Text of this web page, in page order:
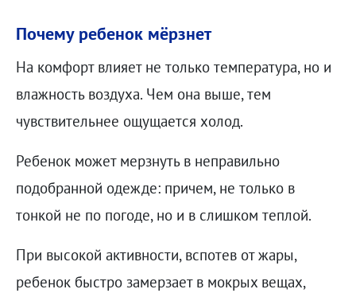
Почему ребенок мёрзнет
На комфорт влияет не только температура, но и
влажность воздуха. Чем она выше, тем
чувствительнее ощущается холод.
Ребенок может мерзнуть в неправильно
подобранной одежде: причем, не только в
тонкой не по погоде, но и в слишком теплой.
При высокой активности, вспотев от жары,
ребенок быстро замерзает в мокрых вещах,